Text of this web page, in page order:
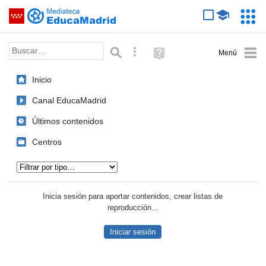
Saltar navegación
Palabra o frase: Búsqueda avanzada
Ayuda
(en
Inicio
Canal EducaMadrid
Últimos contenidos
Centros
Inicia sesión para aportar contenidos, crear listas de
reproducción...
Iniciar sesión